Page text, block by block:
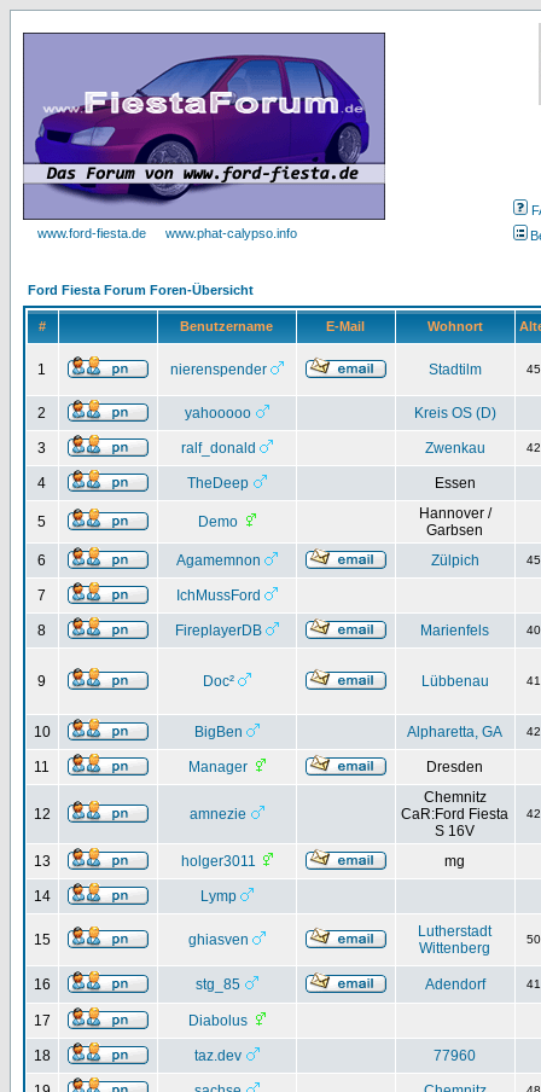
www.ford-fiesta.de www.phat-calypso.info
Ford Fiesta Forum Foren-Übersicht
# Benutzername E-Mail Wohnort
1 nierenspender Stadtilm 45
2 yahooooo Kreis OS (D)
3 ralf_donald Zwenkau 42
4 TheDeep Essen
5 Demo
Hannover /
Garbsen
6
Agamemnon Zülpich 45
7 IchMussFord
8 FireplayerDB Marienfels 40
9 Doc² Lübbenau 41
10 BigBen Alpharetta, GA 42
11 Manager Dresden
12 amnezie
Chemnitz
CaR:Ford Fiesta
S 16V
42
13 holger3011 mg
14 Lymp
15 ghiasven
Lutherstadt
Wittenberg
50
16 stg_85 Adendorf 41
17 Diabolus
18 taz.dev 77960